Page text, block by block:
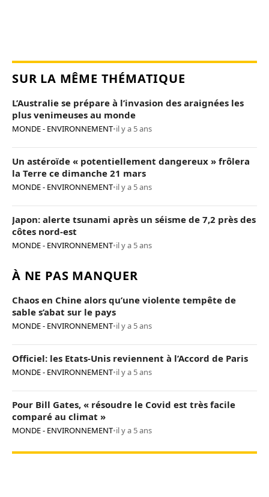
SUR LA MÊME THÉMATIQUE
L’Australie se prépare à l’invasion des araignées les
plus venimeuses au monde
MONDE - ENVIRONNEMENT•il y a 5 ans
Un astéroïde « potentiellement dangereux » frôlera
la Terre ce dimanche 21 mars
MONDE - ENVIRONNEMENT•il y a 5 ans
Japon: alerte tsunami après un séisme de 7,2 près des
côtes nord-est
MONDE - ENVIRONNEMENT•il y a 5 ans
À NE PAS MANQUER
Chaos en Chine alors qu’une violente tempête de
sable s’abat sur le pays
MONDE - ENVIRONNEMENT•il y a 5 ans
Officiel: les Etats-Unis reviennent à l’Accord de Paris
MONDE - ENVIRONNEMENT•il y a 5 ans
Pour Bill Gates, « résoudre le Covid est très facile
comparé au climat »
MONDE - ENVIRONNEMENT•il y a 5 ans